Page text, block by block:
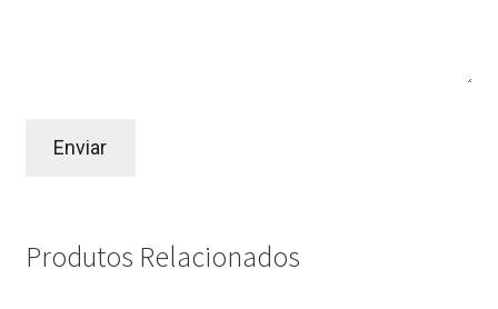
Produtos Relacionados